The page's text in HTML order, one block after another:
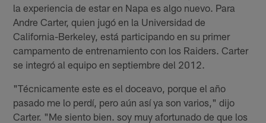
la experiencia de estar en Napa es algo nuevo. Para
Andre Carter, quien jugó en la Universidad de
California-Berkeley, está participando en su primer
campamento de entrenamiento con los Raiders. Carter
se integró al equipo en septiembre del 2012.
"Técnicamente este es el doceavo, porque el año
pasado me lo perdí, pero aún así ya son varios," dijo
Carter. "Me siento bien. soy muy afortunado de que los